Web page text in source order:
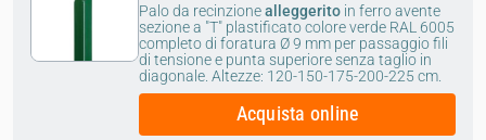
Palo da recinzionealleggerito in ferro avente
sezione a "T" plastificato colore verde RAL 6005
completo di foratura Ø 9 mm per passaggio fili
di tensione e punta superiore senza taglio in
diagonale. Altezze: 120-150-175-200-225 cm.
Acquista online